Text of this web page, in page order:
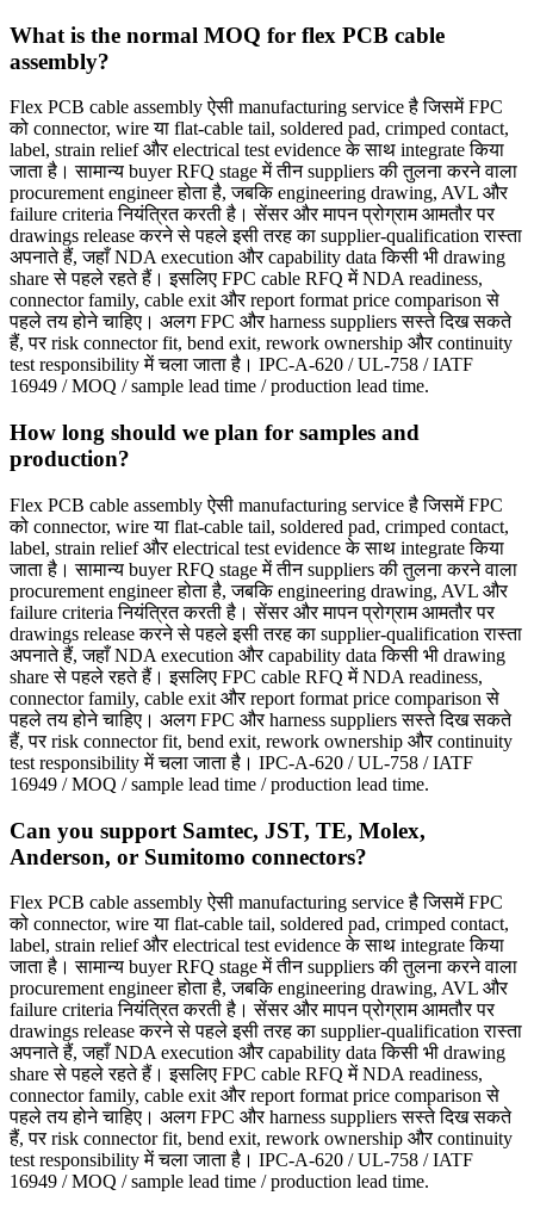
What is the normal MOQ for flex PCB cable
assembly?
Flex PCB cable assembly ऐसी manufacturing service है जिसमें FPC
को connector, wire या flat-cable tail, soldered pad, crimped contact,
label, strain relief और electrical test evidence के साथ integrate किया
जाता है। सामान्य buyer RFQ stage में तीन suppliers की तुलना करने वाला
procurement engineer होता है, जबकि engineering drawing, AVL और
failure criteria नियंत्रित करती है। सेंसर और मापन प्रोग्राम आमतौर पर
drawings release करने से पहले इसी तरह का supplier-qualification रास्ता
अपनाते हैं, जहाँ NDA execution और capability data किसी भी drawing
share से पहले रहते हैं। इसलिए FPC cable RFQ में NDA readiness,
connector family, cable exit और report format price comparison से
पहले तय होने चाहिए। अलग FPC और harness suppliers सस्ते दिख सकते
हैं, पर risk connector fit, bend exit, rework ownership और continuity
test responsibility में चला जाता है। IPC-A-620 / UL-758 / IATF
16949 / MOQ / sample lead time / production lead time.
How long should we plan for samples and
production?
Flex PCB cable assembly ऐसी manufacturing service है जिसमें FPC
को connector, wire या flat-cable tail, soldered pad, crimped contact,
label, strain relief और electrical test evidence के साथ integrate किया
जाता है। सामान्य buyer RFQ stage में तीन suppliers की तुलना करने वाला
procurement engineer होता है, जबकि engineering drawing, AVL और
failure criteria नियंत्रित करती है। सेंसर और मापन प्रोग्राम आमतौर पर
drawings release करने से पहले इसी तरह का supplier-qualification रास्ता
अपनाते हैं, जहाँ NDA execution और capability data किसी भी drawing
share से पहले रहते हैं। इसलिए FPC cable RFQ में NDA readiness,
connector family, cable exit और report format price comparison से
पहले तय होने चाहिए। अलग FPC और harness suppliers सस्ते दिख सकते
हैं, पर risk connector fit, bend exit, rework ownership और continuity
test responsibility में चला जाता है। IPC-A-620 / UL-758 / IATF
16949 / MOQ / sample lead time / production lead time.
Can you support Samtec, JST, TE, Molex,
Anderson, or Sumitomo connectors?
Flex PCB cable assembly ऐसी manufacturing service है जिसमें FPC
को connector, wire या flat-cable tail, soldered pad, crimped contact,
label, strain relief और electrical test evidence के साथ integrate किया
जाता है। सामान्य buyer RFQ stage में तीन suppliers की तुलना करने वाला
procurement engineer होता है, जबकि engineering drawing, AVL और
failure criteria नियंत्रित करती है। सेंसर और मापन प्रोग्राम आमतौर पर
drawings release करने से पहले इसी तरह का supplier-qualification रास्ता
अपनाते हैं, जहाँ NDA execution और capability data किसी भी drawing
share से पहले रहते हैं। इसलिए FPC cable RFQ में NDA readiness,
connector family, cable exit और report format price comparison से
पहले तय होने चाहिए। अलग FPC और harness suppliers सस्ते दिख सकते
हैं, पर risk connector fit, bend exit, rework ownership और continuity
test responsibility में चला जाता है। IPC-A-620 / UL-758 / IATF
16949 / MOQ / sample lead time / production lead time.